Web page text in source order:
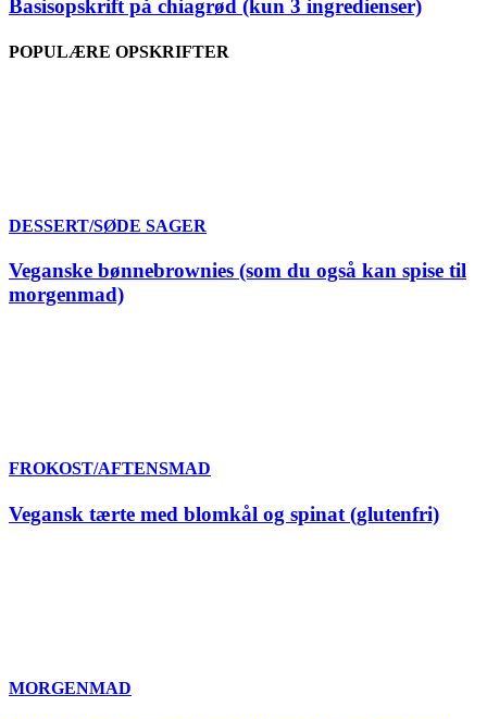
Basisopskrift på chiagrød (kun 3 ingredienser)
POPULÆRE OPSKRIFTER
DESSERT/SØDE SAGER
Veganske bønnebrownies (som du også kan spise til
morgenmad)
FROKOST/AFTENSMAD
Vegansk tærte med blomkål og spinat (glutenfri)
MORGENMAD